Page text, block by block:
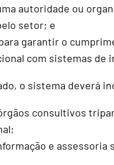
autoridade ou
setor; e
garantir o
com sistemas de
o sistema deverá
consultivos
e assessoria